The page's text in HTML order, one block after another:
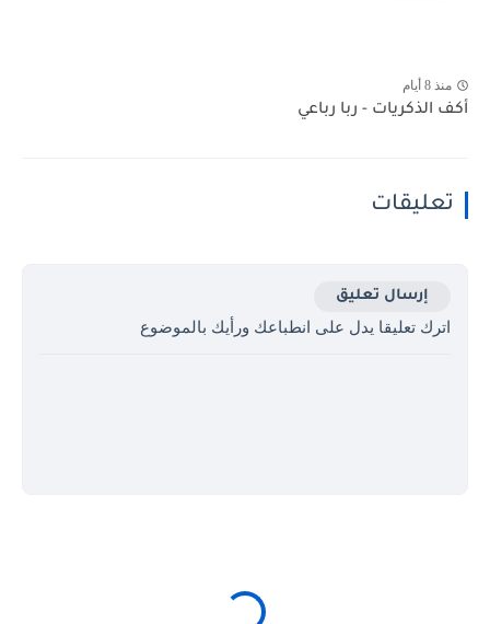
منذ 8 أيام
أكف الذكريات - ربا رباعي
تعليقات
إرسال تعليق
اترك تعليقا يدل على انطباعك ورأيك بالموضوع